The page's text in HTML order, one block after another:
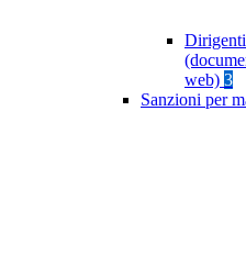
web) 3
Sanzioni per